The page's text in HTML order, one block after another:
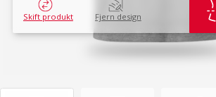
Skift produkt Fjern design